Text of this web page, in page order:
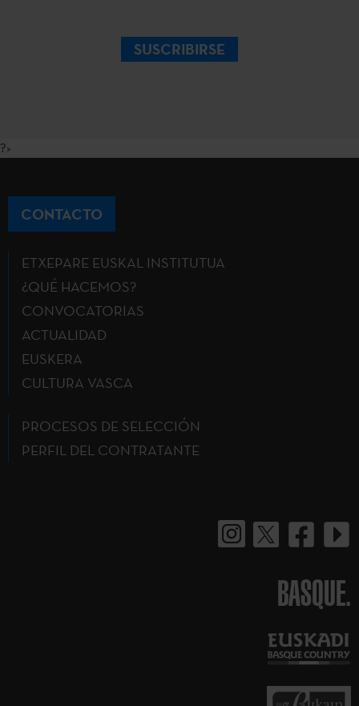
SUSCRIBIRSE
?>
CONTACTO
ETXEPARE EUSKAL INSTITUTUA
¿QUÉ HACEMOS?
CONVOCATORIAS
ACTUALIDAD
EUSKERA
CULTURA VASCA
PROCESOS DE SELECCIÓN
PERFIL DEL CONTRATANTE
BASQUE.